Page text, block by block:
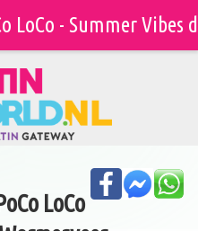
LoCo
LoCo - Summer